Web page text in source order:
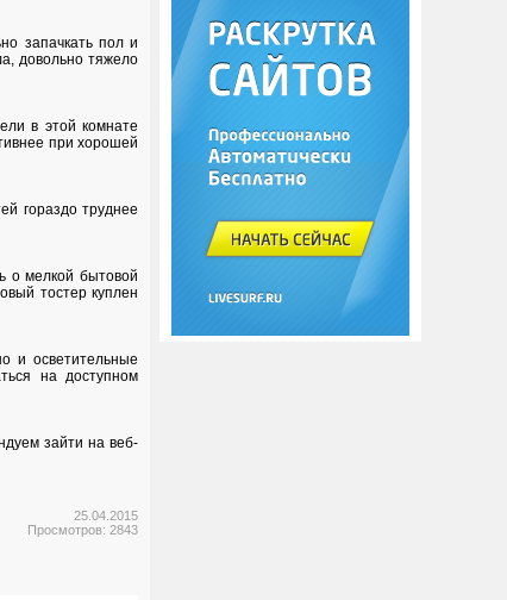
запачкать пол и
довольно тяжело
в этой комнате
при хорошей
гораздо труднее
о мелкой бытовой
тостер куплен
и осветительные
на доступном
зайти на веб-
25.04.2015
Просмотров: 2843